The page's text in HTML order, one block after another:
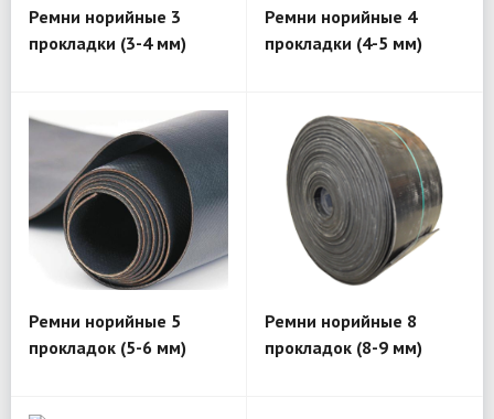
Ремни норийные 3
прокладки (3-4 мм)
Ремни норийные 4
прокладки (4-5 мм)
Ремни норийные 5
прокладок (5-6 мм)
Ремни норийные 8
прокладок (8-9 мм)